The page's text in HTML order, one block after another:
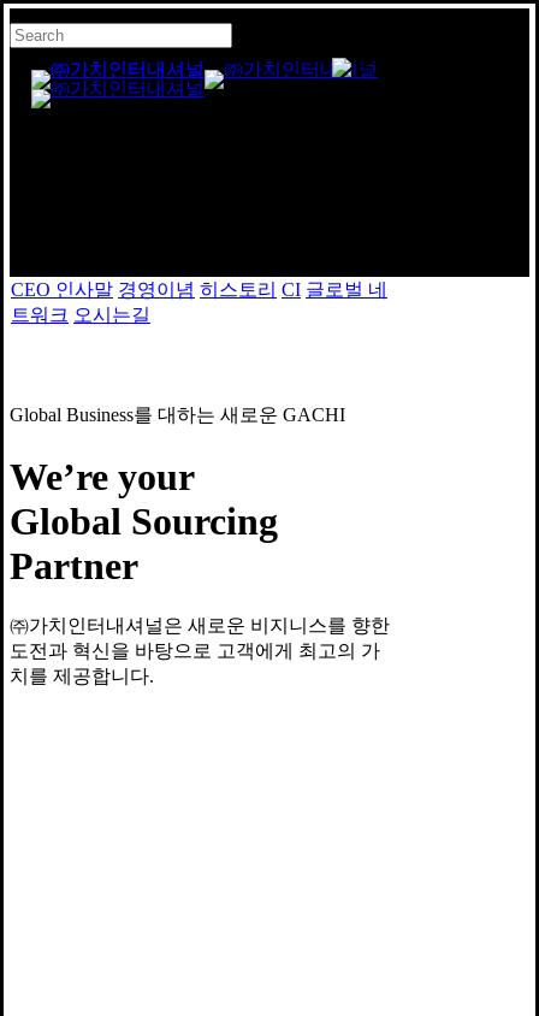
to
content
or ESC to close
Close
Search
Menu
CEO 인사말 경영이념 히스토리 CI 글로벌 네
트워크 오시는길
Global Business를 대하는 새로운 GACHI
We’re your
Global Sourcing
Partner
㈜가치인터내셔널은 새로운 비지니스를 향한
도전과 혁신을 바탕으로 고객에게 최고의 가
치를 제공합니다.